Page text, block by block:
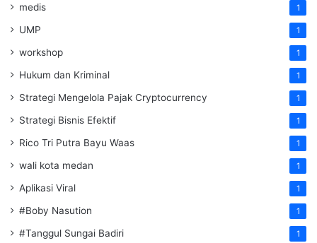
medis 1
UMP 1
workshop 1
Hukum dan Kriminal 1
Strategi Mengelola Pajak Cryptocurrency 1
Strategi Bisnis Efektif 1
Rico Tri Putra Bayu Waas 1
wali kota medan 1
Aplikasi Viral 1
#Boby Nasution 1
#Tanggul Sungai Badiri 1